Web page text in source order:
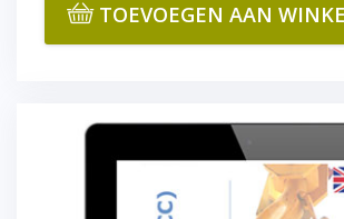
TOEVOEGEN AAN